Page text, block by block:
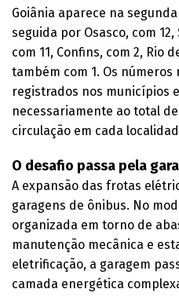
Goiânia aparece na
seguida por Osasco, com
com 11, Confins, com 2, Rio
também com 1. Os
registrados nos municípios
necessariamente ao total
circulação em cada
O desafio passa pela
A expansão das frotas
garagens de ônibus. No
organizada em torno de
manutenção mecânica e
eletrificação, a garagem
camada energética